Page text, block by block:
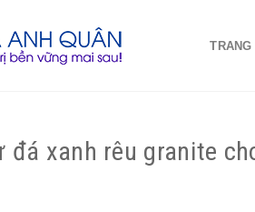
TRANG
đá xanh rêu granite